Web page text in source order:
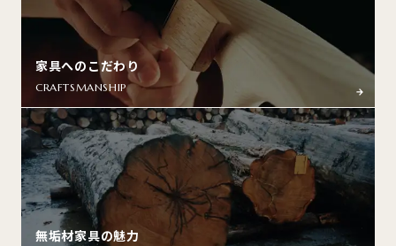
家具へのこだわり
CRAFTSMANSHIP
無垢材家具の魅力